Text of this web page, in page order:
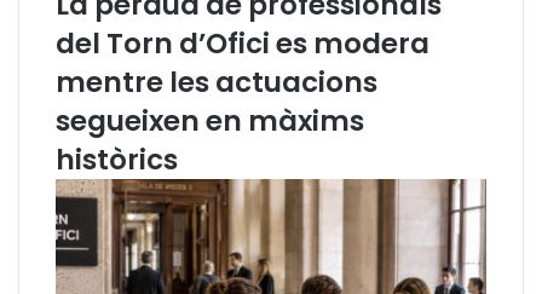
m
í
a
a
r
f
o
del Torn d’Ofici es modera
mentre les actuacions
segueixen en màxims
històrics